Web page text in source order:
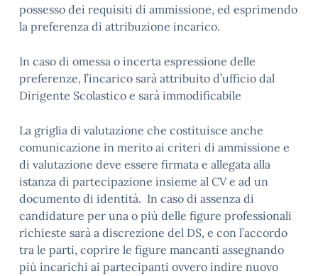
possesso dei requisiti di ammissione, ed esprimendo
la preferenza di attribuzione incarico.
In caso di omessa o incerta espressione delle
preferenze, l’incarico sarà attribuito d’ufficio dal
Dirigente Scolastico e sarà immodificabile
La griglia di valutazione che costituisce anche
comunicazione in merito ai criteri di ammissione e
di valutazione deve essere firmata e allegata alla
istanza di partecipazione insieme al CV e ad un
documento di identità. In caso di assenza di
candidature per una o più delle figure professionali
richieste sarà a discrezione del DS, e con l’accordo
tra le parti, coprire le figure mancanti assegnando
più incarichi ai partecipanti ovvero indire nuovo